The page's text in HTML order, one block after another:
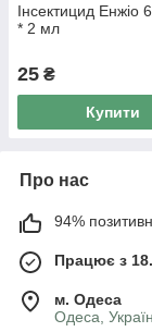
Інсектицид Енжіо
* 2 мл
25 ₴
Купити
Про нас
94%
Працює з
м. Одеса
Одеса,